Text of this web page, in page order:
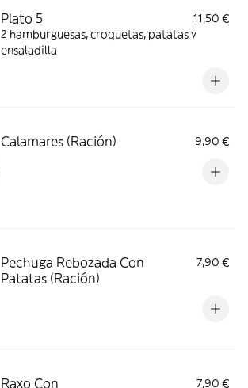
Plato 5
11,50 €
2 hamburguesas, croquetas, patatas y
ensaladilla
Calamares (Ración) 9,90 €
Pechuga Rebozada Con
Patatas (Ración)
7,90 €
Raxo Con
7,90 €